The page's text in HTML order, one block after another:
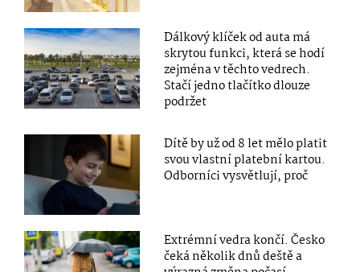
Dálkový klíček od auta má
skrytou funkci, která se hodí
zejména v těchto vedrech.
Stačí jedno tlačítko dlouze
podržet
Dítě by už od 8 let mělo platit
svou vlastní platební kartou.
Odborníci vysvětlují, proč
Extrémní vedra končí. Česko
čeká několik dnů deště a